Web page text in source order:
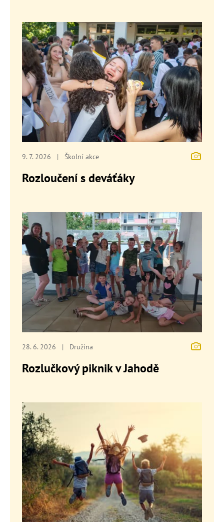
9. 7. 2026 | Školní akce
Rozloučení s deváťáky
28. 6. 2026 | Družina
Rozlučkový piknik v Jahodě